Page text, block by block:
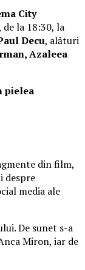
City
de la 18:30, la
Decu, alături
Azaleea
pielea
din film,
despre
media ale
De sunet s-a
Miron, iar de